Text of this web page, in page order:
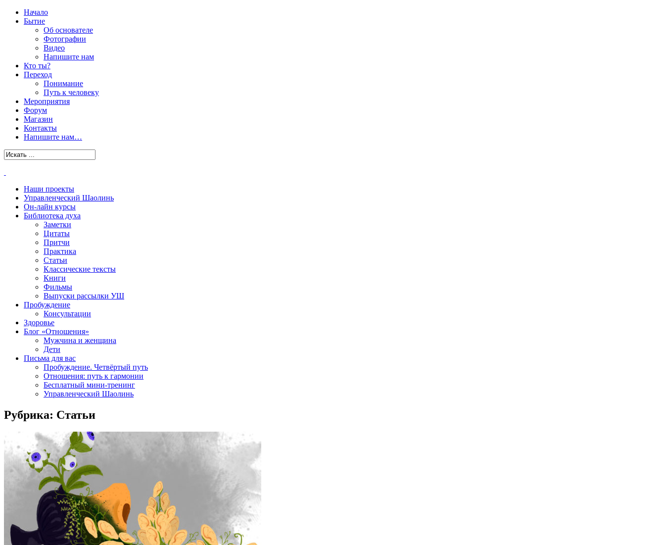
Начало
Бытие
Об основателе
Фотографии
Видео
Напишите нам
Кто ты?
Переход
Понимание
Путь к человеку
Мероприятия
Форум
Магазин
Контакты
Напишите нам…
Наши проекты
Управленческий Шаолинь
Он-лайн курсы
Библиотека духа
Заметки
Цитаты
Притчи
Практика
Статьи
Классические тексты
Книги
Фильмы
Выпуски рассылки УШ
Пробуждение
Консультации
Здоровье
Блог «Отношения»
Мужчина и женщина
Дети
Письма для вас
Пробуждение. Четвёртый путь
Отношения: путь к гармонии
Бесплатный мини-тренинг
Управленческий Шаолинь
Рубрика: Статьи